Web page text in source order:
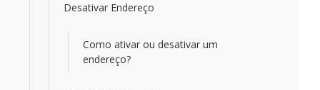
Desativar Endereço
Como ativar ou desativar um
endereço?